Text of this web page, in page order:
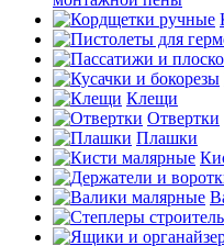
Клещи
Отвертки
Плашки